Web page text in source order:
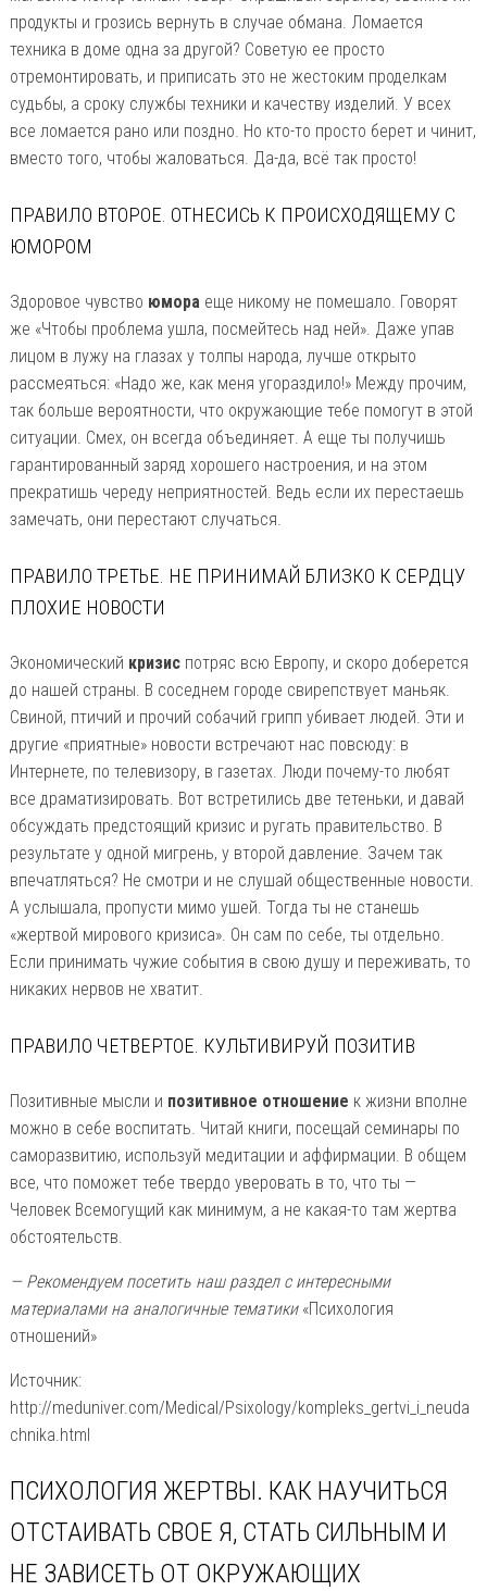
продукты и грозись вернуть в случае обмана. Ломается
техника в доме одна за другой? Советую ее просто
отремонтировать, и приписать это не жестоким проделкам
судьбы, а сроку службы техники и качеству изделий. У всех
все ломается рано или поздно. Но кто-то просто берет и чинит,
вместо того, чтобы жаловаться. Да-да, всё так просто!
ПРАВИЛО ВТОРОЕ. ОТНЕСИСЬ К ПРОИСХОДЯЩЕМУ С
ЮМОРОМ
Здоровое чувство юмораеще никому не помешало. Говорят
же «Чтобы проблема ушла, посмейтесь над ней». Даже упав
лицом в лужу на глазах у толпы народа, лучше открыто
рассмеяться: «Надо же, как меня угораздило!» Между прочим,
так больше вероятности, что окружающие тебе помогут в этой
ситуации. Смех, он всегда объединяет. А еще ты получишь
гарантированный заряд хорошего настроения, и на этом
прекратишь череду неприятностей. Ведь если их перестаешь
замечать, они перестают случаться.
ПРАВИЛО ТРЕТЬЕ. НЕ ПРИНИМАЙ БЛИЗКО К СЕРДЦУ
ПЛОХИЕ НОВОСТИ
Экономический кризиспотряс всю Европу, и скоро доберется
до нашей страны. В соседнем городе свирепствует маньяк.
Свиной, птичий и прочий собачий грипп убивает людей. Эти и
другие «приятные» новости встречают нас повсюду: в
Интернете, по телевизору, в газетах. Люди почему-то любят
все драматизировать. Вот встретились две тетеньки, и давай
обсуждать предстоящий кризис и ругать правительство. В
результате у одной мигрень, у второй давление. Зачем так
впечатляться? Не смотри и не слушай общественные новости.
А услышала, пропусти мимо ушей. Тогда ты не станешь
«жертвой мирового кризиса». Он сам по себе, ты отдельно.
Если принимать чужие события в свою душу и переживать, то
никаких нервов не хватит.
ПРАВИЛО ЧЕТВЕРТОЕ. КУЛЬТИВИРУЙ ПОЗИТИВ
Позитивные мысли и позитивное отношение к жизни вполне
можно в себе воспитать. Читай книги, посещай семинары по
саморазвитию, используй медитации и аффирмации. В общем
все, что поможет тебе твердо уверовать в то, что ты —
Человек Всемогущий как минимум, а не какая-то там жертва
обстоятельств.
— Рекомендуем посетить наш раздел с интересными
материалами на аналогичные тематики«Психология
отношений»
Источник:
http://meduniver.com/Medical/Psixology/kompleks_gertvi_i_neuda
chnika.html
ПСИХОЛОГИЯ ЖЕРТВЫ. КАК НАУЧИТЬСЯ
ОТСТАИВАТЬ СВОЕ Я, СТАТЬ СИЛЬНЫМ И
НЕ ЗАВИСЕТЬ ОТ ОКРУЖАЮЩИХ